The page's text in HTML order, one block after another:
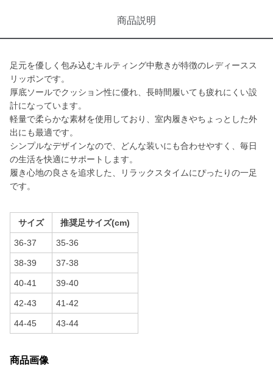
商品説明
足元を優しく包み込むキルティング中敷きが特徴のレディースス
リッポンです。
厚底ソールでクッション性に優れ、長時間履いても疲れにくい設
計になっています。
軽量で柔らかな素材を使用しており、室内履きやちょっとした外
出にも最適です。
シンプルなデザインなので、どんな装いにも合わせやすく、毎日
の生活を快適にサポートします。
履き心地の良さを追求した、リラックスタイムにぴったりの一足
です。
サイズ 推奨足サイズ(cm)
36-37 35-36
38-39 37-38
40-41 39-40
42-43 41-42
44-45 43-44
商品画像